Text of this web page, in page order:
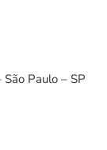
Paulo – SP